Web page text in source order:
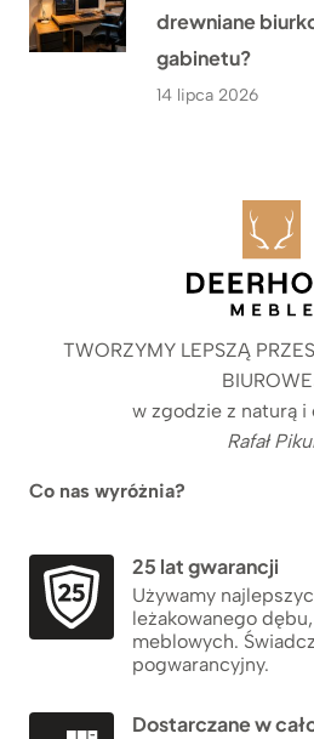
drewniane
gabinetu?
14 lipca 2026
TWORZYMY LEPSZĄ
w zgodzie z naturą i
Rafał
Co nas wyróżnia?
25 lat gwarancji
Używamy
leżakowanego
meblowych.
pogwarancyjny.
Dostarczane w